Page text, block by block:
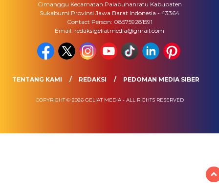
Cimanggu Kecamatan Palabuhanratu Kabupaten
Sukabumi Provinsi Jawa Barat Indonesia - 43364
Contact Person: 085759281591
Email: redaksigeliatmedia@gmail.com
TENTANG KAMI REDAKSI PEDOMAN MEDIA SIBER
COPYRIGHT © 2026 GELIAT MEDIA - ALL RIGHTS RESERVED